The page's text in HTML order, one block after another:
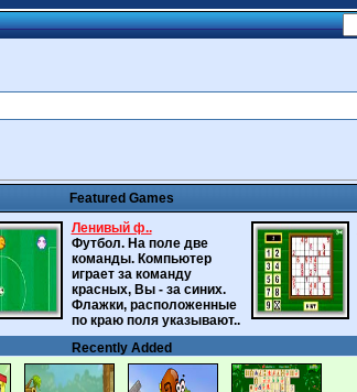
Featured Games
Ленивый ф..
Футбол. На поле две
команды. Компьютер
играет за команду
красных, Вы - за синих.
Флажки, расположенные
по краю поля указывают..
Recently Added